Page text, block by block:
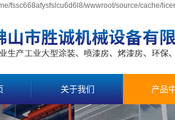
fssc668afysfslcu6d6l8/wwwroot/source/cache/
关于我们 产品